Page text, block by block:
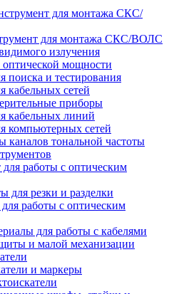
для монтажа СКС/ВОЛС
излучения
мощности
поиска и тестирования
кабельных сетей
приборы
кабельных линий
компьютерных сетей
каналов тональной частоты
работы с оптическим
для резки и разделки
работы с оптическим
для работы с кабелями
и малой механизации
и маркеры